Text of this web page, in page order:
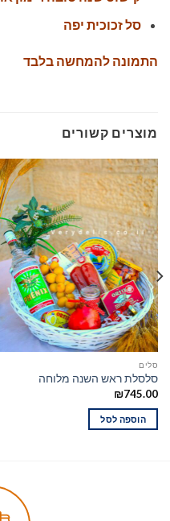
סל זכוכית יפה
התמונה להמחשה בלבד
מוצרים קשורים
סלים
סלסלת ראש השנה מלוחה
₪745.00
הוספה לסל